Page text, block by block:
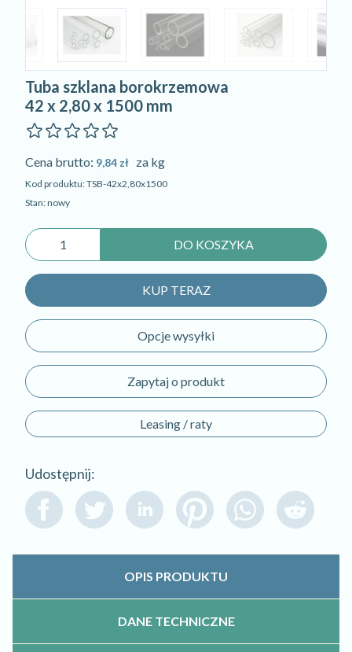
Tuba szklana borokrzemowa
42 x 2,80 x 1500 mm
Cena brutto: 9,84 zł za kg
Kod produktu: TSB-42x2,80x1500
Stan: nowy
DO KOSZYKA
KUP TERAZ
Opcje wysyłki
Zapytaj o produkt
Leasing / raty
Udostępnij:
OPIS PRODUKTU
DANE TECHNICZNE